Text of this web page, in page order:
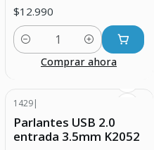
$12.990
Cantidad
Comprar ahora
1429|
Parlantes USB 2.0
entrada 3.5mm K2052